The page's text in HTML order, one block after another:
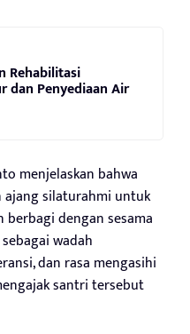
Rehabilitasi
dan Penyediaan Air
menjelaskan bahwa
ajang silaturahmi untuk
berbagi dengan sesama
wadah
dan rasa mengasihi
santri tersebut